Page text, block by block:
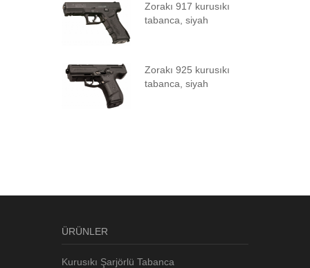
Zorakı 917 kurusıkı
tabanca, siyah
Zorakı 925 kurusıkı
tabanca, siyah
ÜRÜNLER
Kurusıkı Şarjörlü Tabanca